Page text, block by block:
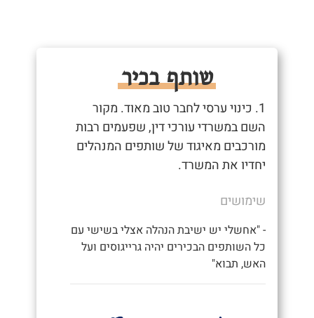
שותף בכיר
1. כינוי ערסי לחבר טוב מאוד. מקור
השם במשרדי עורכי דין, שפעמים רבות
מורכבים מאיגוד של שותפים המנהלים
יחדיו את המשרד.
שימושים
- "אחשלי יש ישיבת הנהלה אצלי בשישי עם
כל השותפים הבכירים יהיה גרייגוסים ועל
האש, תבוא"